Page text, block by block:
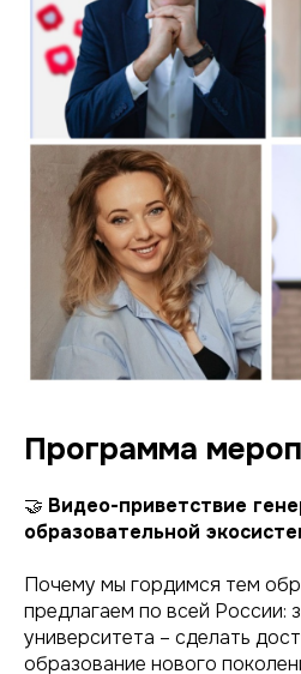
Программа
🤝 Видео-приветствие
образовательной
Почему мы гордимся тем
предлагаем по всей России:
университета – сделать
образование нового